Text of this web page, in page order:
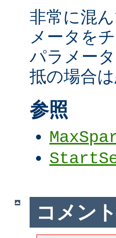
非常に混
メータを
パラメー
抵の場合
参照
コメント